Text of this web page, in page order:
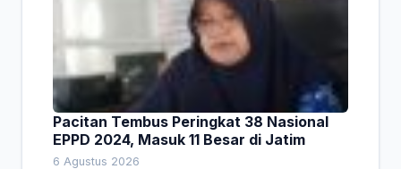
Pacitan Tembus Peringkat 38 Nasional
EPPD 2024, Masuk 11 Besar di Jatim
6 Agustus 2026